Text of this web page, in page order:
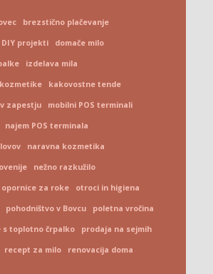
brezstično plačevanje
DIY projekti domače milo
izdelava mila
kakovostne tende
zapestju mobilni POS terminali
najem POS terminala
naravna kozmetika
nežno razkužilo
opornice za roke otroci in higiena
pohodništvo v Bovcu poletna vročina
s toplotno črpalko prodaja na sejmih
recept za milo renovacija doma